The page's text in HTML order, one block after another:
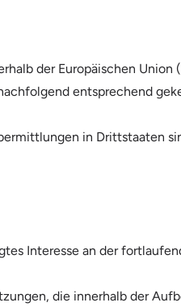
der Europäischen Union
entsprechend
in Drittstaaten
Interesse an der
die innerhalb der